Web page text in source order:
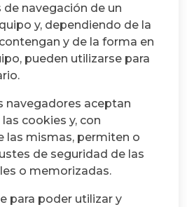
navegación de un
y, dependiendo de la
y de la forma en
pueden utilizarse para
navegadores aceptan
cookies y, con
las mismas, permiten o
de seguridad de las
o memorizadas.
para poder utilizar y